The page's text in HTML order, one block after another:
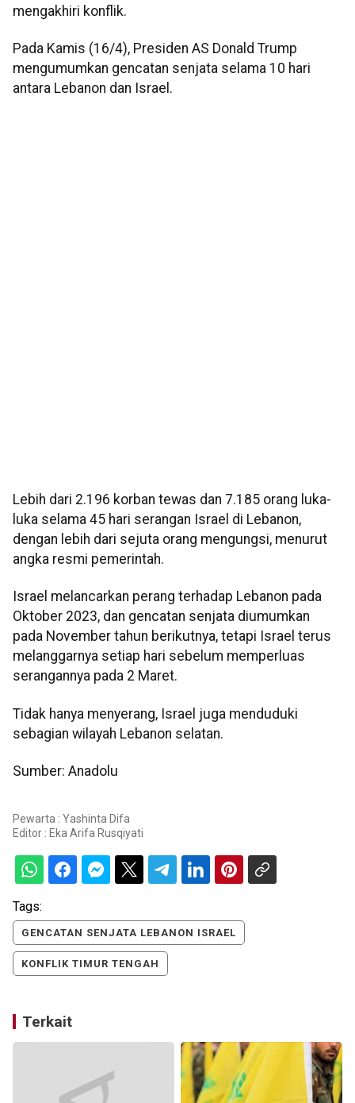
mengakhiri konflik.
Pada Kamis (16/4), Presiden AS Donald Trump
mengumumkan gencatan senjata selama 10 hari
antara Lebanon dan Israel.
Lebih dari 2.196 korban tewas dan 7.185 orang luka-
luka selama 45 hari serangan Israel di Lebanon,
dengan lebih dari sejuta orang mengungsi, menurut
angka resmi pemerintah.
Israel melancarkan perang terhadap Lebanon pada
Oktober 2023, dan gencatan senjata diumumkan
pada November tahun berikutnya, tetapi Israel terus
melanggarnya setiap hari sebelum memperluas
serangannya pada 2 Maret.
Tidak hanya menyerang, Israel juga menduduki
sebagian wilayah Lebanon selatan.
Sumber: Anadolu
Pewarta : Yashinta Difa
Editor : Eka Arifa Rusqiyati
Tags:
GENCATAN SENJATA LEBANON ISRAEL
KONFLIK TIMUR TENGAH
Terkait